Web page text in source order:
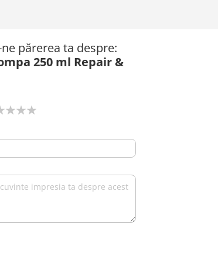
părerea ta despre:
250 ml Repair &